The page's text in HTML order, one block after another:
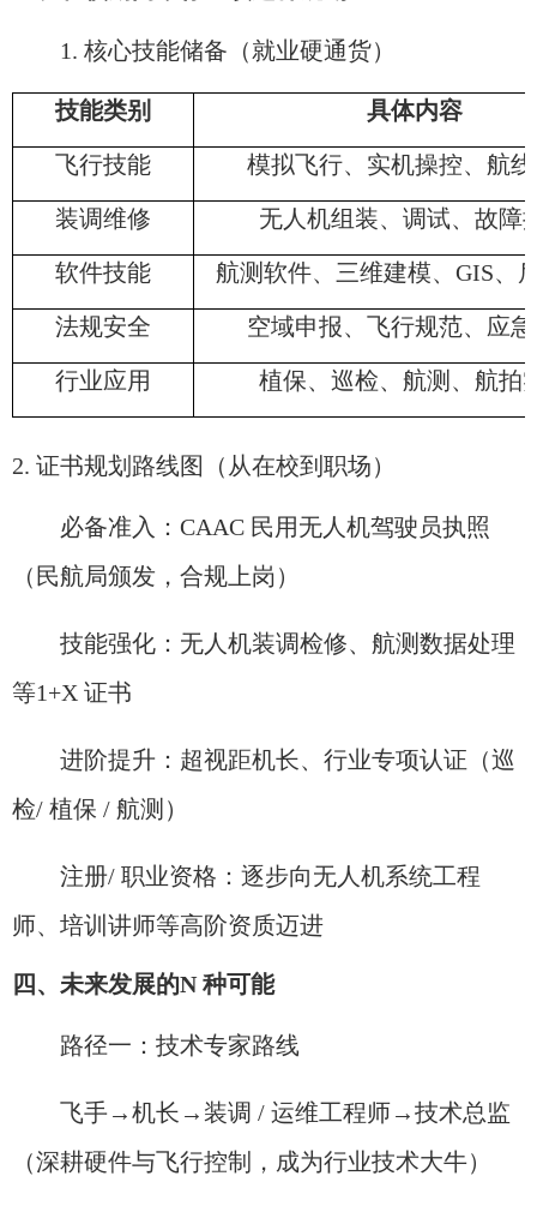
1. 核心技能储备（就业硬通货）
技能类别 具体内容
飞行技能 模拟飞行、实机操控、航
装调维修 无人机组装、调试、故障
软件技能 航测软件、三维建模、GIS、
法规安全 空域申报、飞行规范、应
行业应用 植保、巡检、航测、航拍
2. 证书规划路线图（从在校到职场）
必备准入：CAAC 民用无人机驾驶员执照
（民航局颁发，合规上岗）
技能强化：无人机装调检修、航测数据处理
等1+X 证书
进阶提升：超视距机长、行业专项认证（巡
检/ 植保 / 航测）
注册/ 职业资格：逐步向无人机系统工程
师、培训讲师等高阶资质迈进
四、未来发展的N 种可能
路径一：技术专家路线
飞手→机长→装调 / 运维工程师→技术总监
（深耕硬件与飞行控制，成为行业技术大牛）